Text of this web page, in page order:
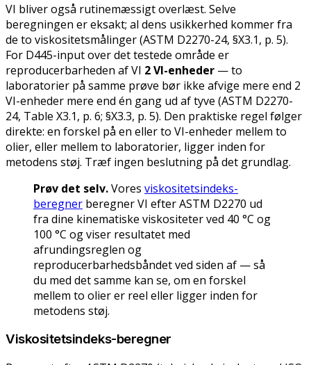
VI bliver også rutinemæssigt overlæst. Selve
beregningen er eksakt; al dens usikkerhed kommer fra
de to viskositetsmålinger (ASTM D2270-24, §X3.1, p. 5).
For D445-input over det testede område er
reproducerbarheden af VI 2 VI-enheder — to
laboratorier på samme prøve bør ikke afvige mere end 2
VI-enheder mere end én gang ud af tyve (ASTM D2270-
24, Table X3.1, p. 6; §X3.3, p. 5). Den praktiske regel følger
direkte: en forskel på en eller to VI-enheder mellem to
olier, eller mellem to laboratorier, ligger inden for
metodens støj. Træf ingen beslutning på det grundlag.
Prøv det selv.Vores viskositetsindeks-
beregner beregner VI efter ASTM D2270 ud
fra dine kinematiske viskositeter ved 40 °C og
100 °C og viser resultatet med
afrundingsreglen og
reproducerbarhedsbåndet ved siden af — så
du med det samme kan se, om en forskel
mellem to olier er reel eller ligger inden for
metodens støj.
Viskositetsindeks-beregner